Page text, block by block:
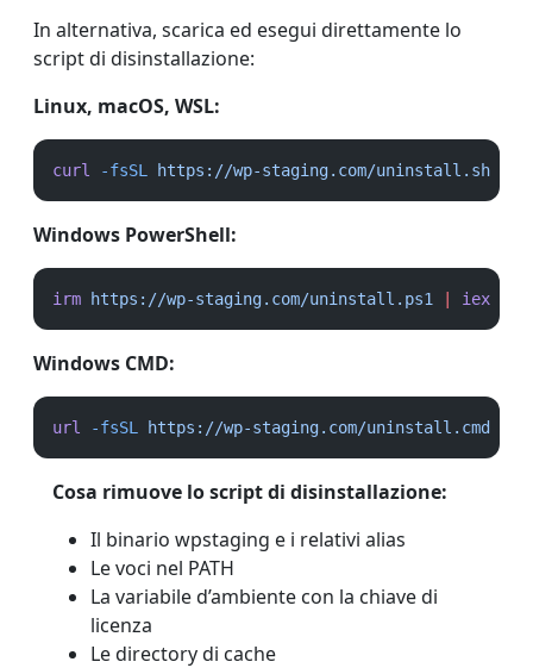
In alternativa, scarica ed esegui direttamente lo
script di disinstallazione:
Linux, macOS, WSL:
curl -fsSL https://wp-staging.com/uninstall.sh
Windows PowerShell:
irm https://wp-staging.com/uninstall.ps1 iex
Windows CMD:
url -fsSL https://wp-staging.com/uninstall.cmd
Cosa rimuove lo script di disinstallazione:
Il binario wpstaging e i relativi alias
Le voci nel PATH
La variabile d’ambiente con la chiave di
licenza
Le directory di cache